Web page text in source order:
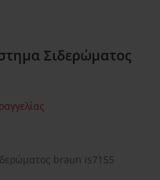
Σιδερώματος
braun is7155